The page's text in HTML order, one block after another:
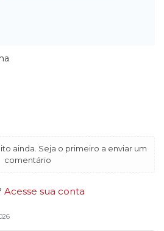
ainda. Seja o primeiro a enviar um
comentário
Acesse sua conta